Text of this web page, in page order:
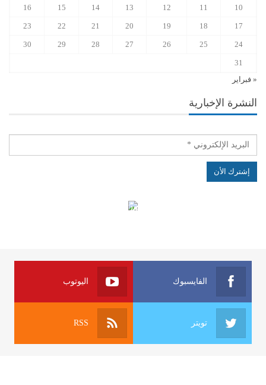
10
11
12
13
14
15
16
17
18
19
20
21
22
23
24
25
26
27
28
29
30
31
« فبراير
النشرة الإخبارية
الهياكل الخاضعة لقانون النفاذ إلى المعلومة
الفايسبوك اليوتوب
تويتر RSS